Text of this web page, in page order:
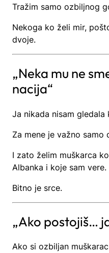
Tražim samo ozbiljnog
Nekoga ko želi mir,
dvoje.
„Neka mu ne
nacija“
Ja nikada nisam gledala
Za mene je važno samo
I zato želim muškarca
Albanka i koje sam vere.
Bitno je srce.
„Ako postojiš…
Ako si ozbiljan